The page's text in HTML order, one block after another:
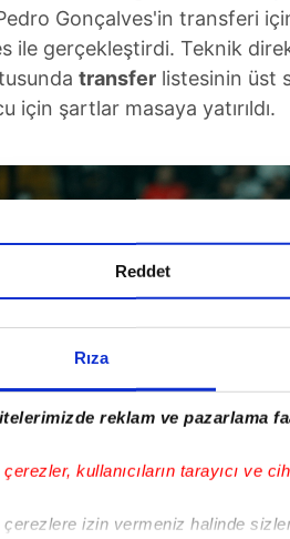
Rıza
reklam ve pazarlama
kullanıcıların tarayıcı ve
çerezlere izin vermeniz halinde
Reddet
Gonçalves'in transferi
ile gerçekleştirdi. Teknik
transfer listesinin üst
için şartlar masaya yatırıldı.